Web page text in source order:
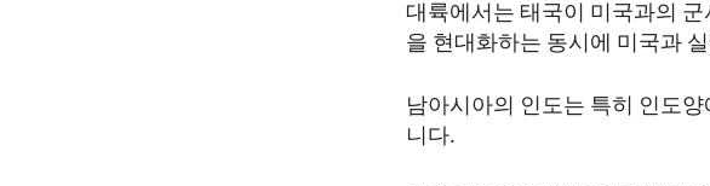
대륙에서는 태국이 미국과의
을 현대화하는 동시에 미국과
남아시아의 인도는 특히 인도
니다.